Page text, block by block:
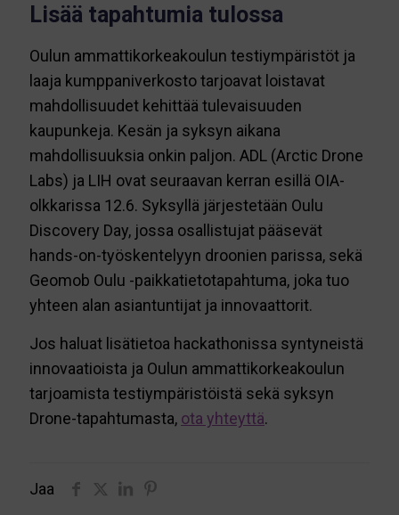
Lisää tapahtumia tulossa
Oulun ammattikorkeakoulun testiympäristöt ja
laaja kumppaniverkosto tarjoavat loistavat
mahdollisuudet kehittää tulevaisuuden
kaupunkeja. Kesän ja syksyn aikana
mahdollisuuksia onkin paljon. ADL (Arctic Drone
Labs) ja LIH ovat seuraavan kerran esillä OIA-
olkkarissa 12.6. Syksyllä järjestetään Oulu
Discovery Day, jossa osallistujat pääsevät
hands-on-työskentelyyn droonien parissa, sekä
Geomob Oulu -paikkatietotapahtuma, joka tuo
yhteen alan asiantuntijat ja innovaattorit.
Jos haluat lisätietoa hackathonissa syntyneistä
innovaatioista ja Oulun ammattikorkeakoulun
tarjoamista testiympäristöistä sekä syksyn
Drone-tapahtumasta, ota yhteyttä.
Jaa